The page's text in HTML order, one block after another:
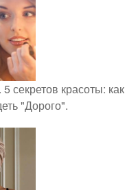
секретов красоты: как
"Дорого".